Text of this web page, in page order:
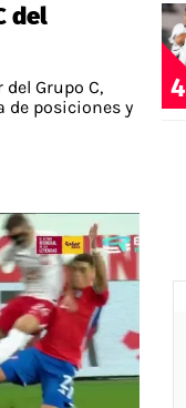
del
Grupo C,
de posiciones y
4